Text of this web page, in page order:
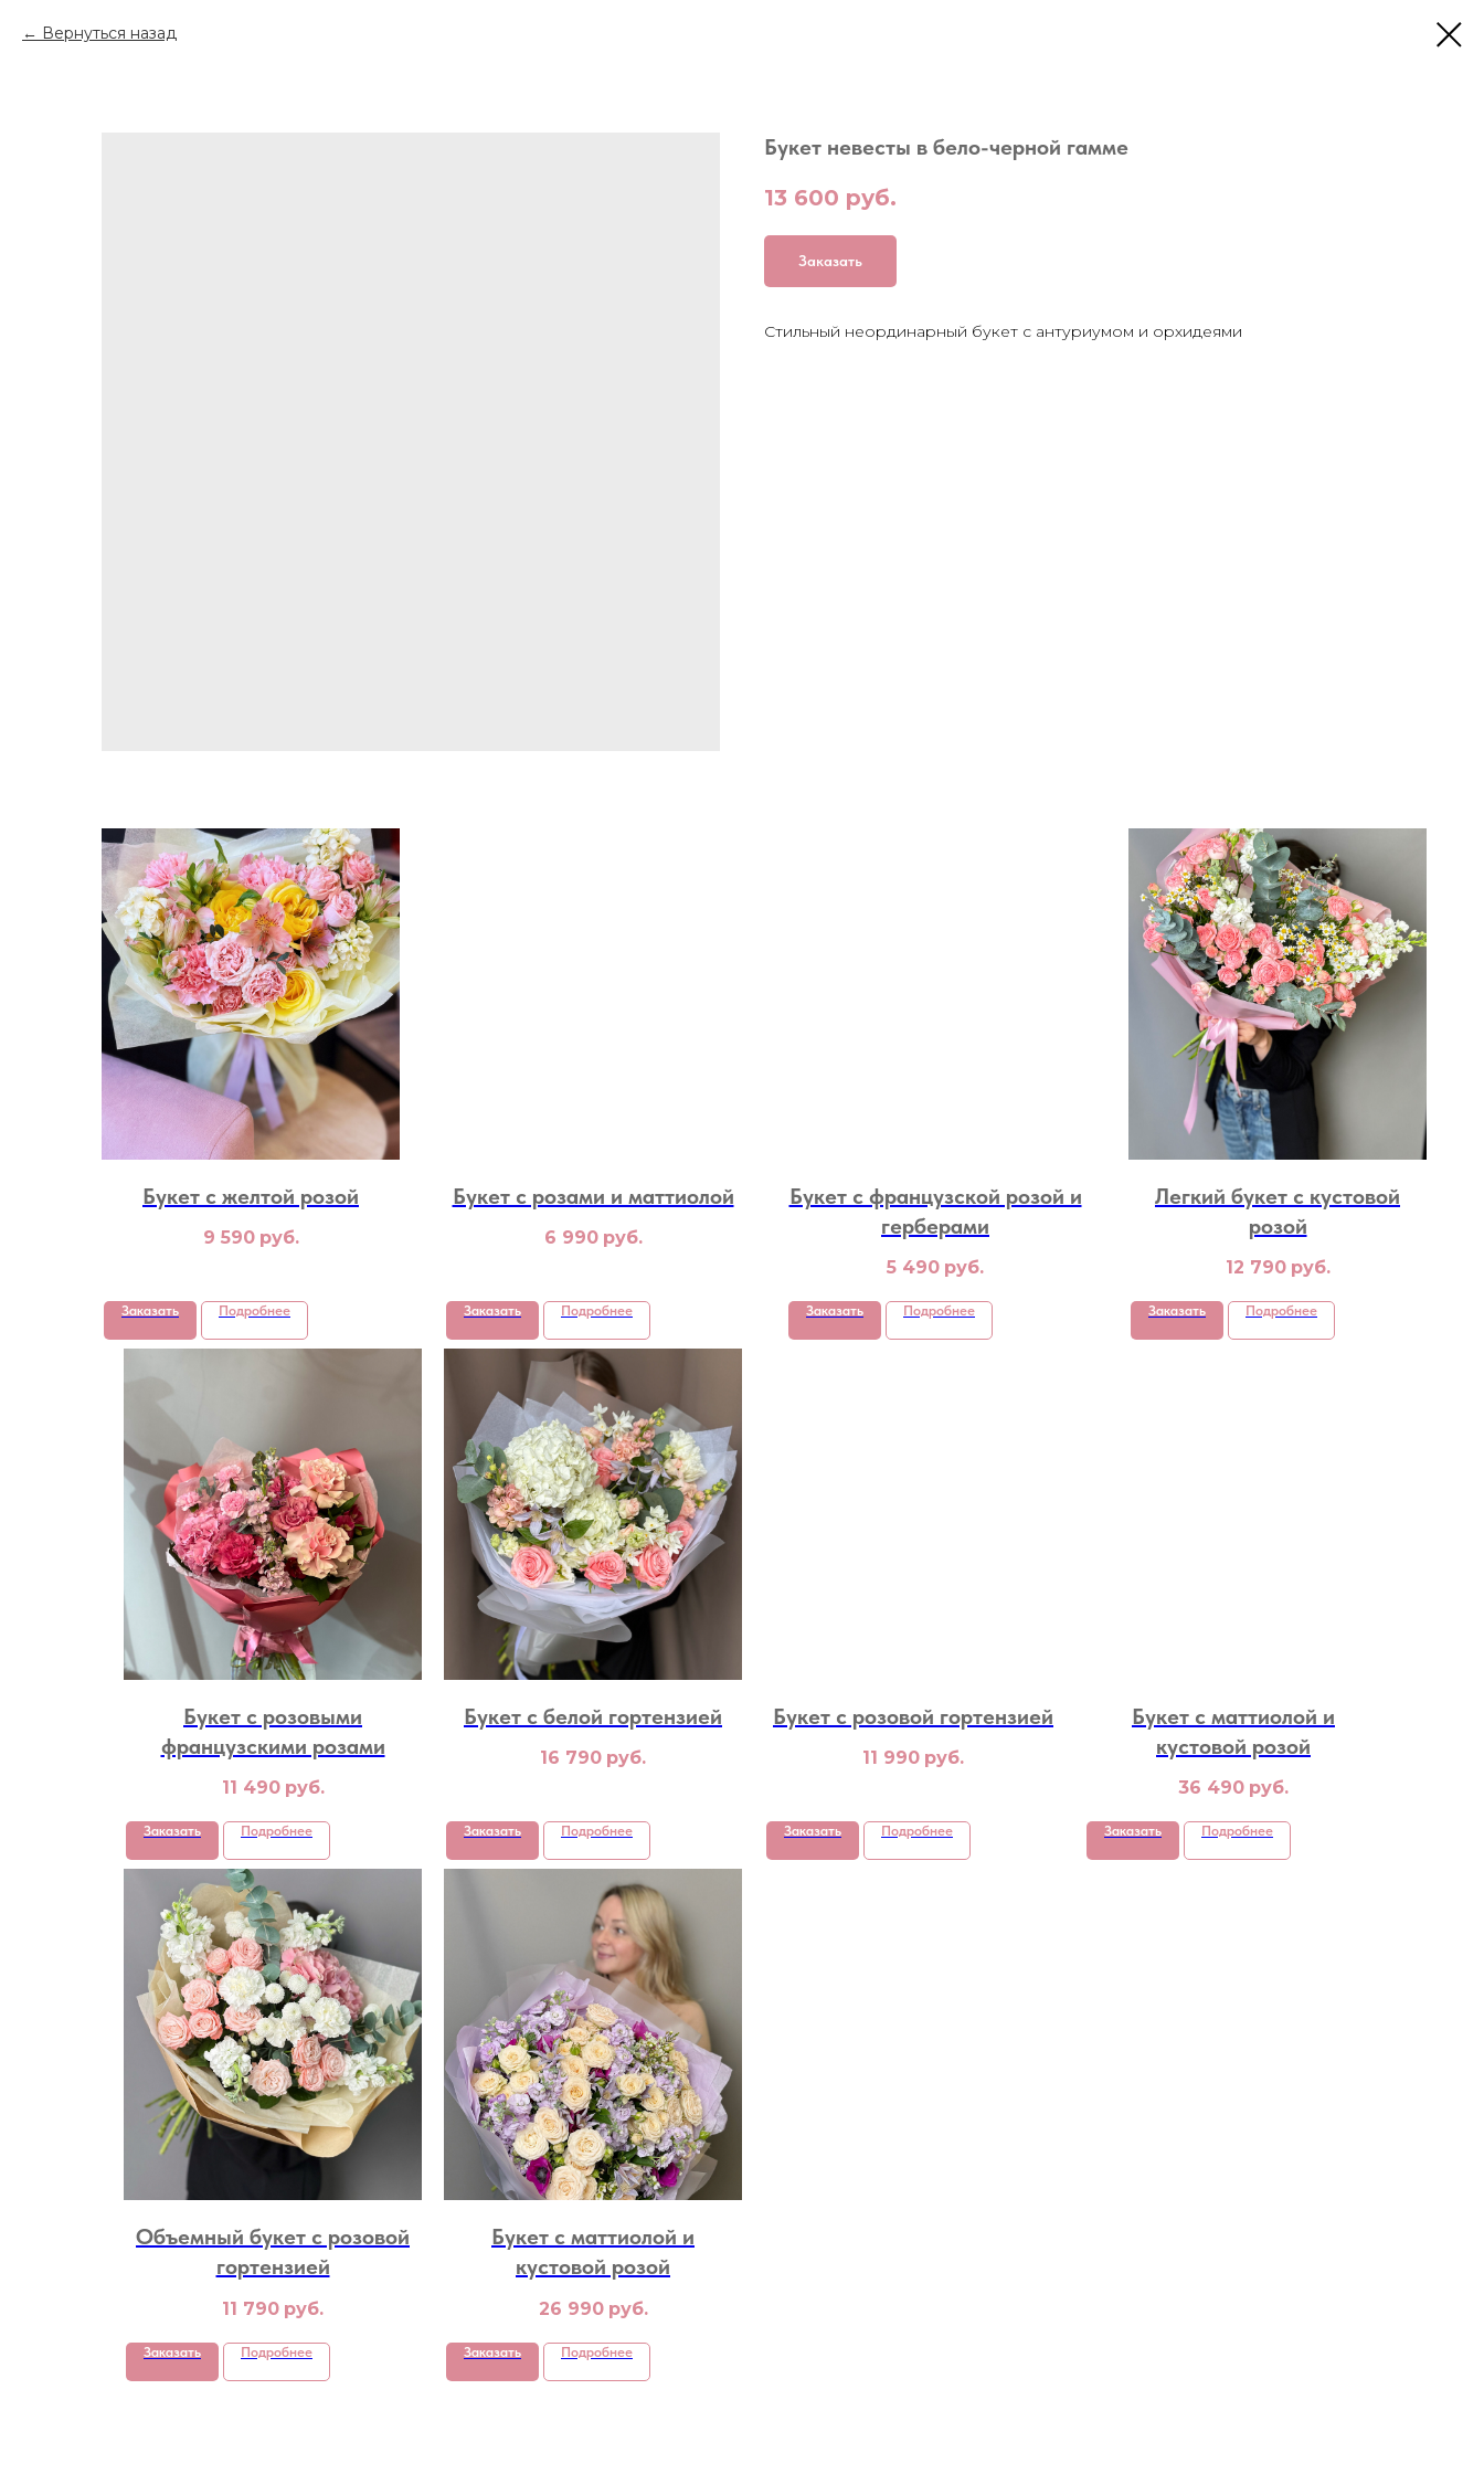
Вернуться назад
Букет невесты в бело-черной гамме
13 600 руб.
Заказать
Стильный неординарный букет с антуриумом и орхидеями
Букет с желтой розой
9 590 руб.
Заказать Подробнее
Букет с розами и маттиолой
6 990 руб.
Заказать Подробнее
Букет с французской розой и
герберами
5 490 руб.
Заказать Подробнее
Легкий букет с кустовой
розой
12 790 руб.
Заказать Подробнее
Букет с розовыми
французскими розами
11 490 руб.
Заказать Подробнее
Букет с белой гортензией
16 790 руб.
Заказать Подробнее
Букет с розовой гортензией
11 990 руб.
Заказать Подробнее
Букет с маттиолой и
кустовой розой
36 490 руб.
Заказать Подробнее
Объемный букет с розовой
гортензией
11 790 руб.
Заказать Подробнее
Букет с маттиолой и
кустовой розой
26 990 руб.
Заказать Подробнее